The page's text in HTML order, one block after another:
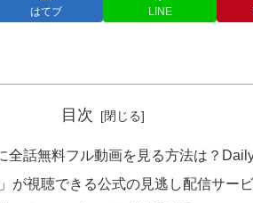
はてブ LINE
目次
全話無料フル動画を見る方法は？
が視聴できる公式の見逃し配信サー